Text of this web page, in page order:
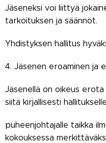
Jäseneksi voi liittyä
tarkoituksen ja säännöt.
Yhdistyksen hallitus
4. Jäsenen eroaminen ja
Jäsenellä on oikeus
siitä kirjallisesti
puheenjohtajalle taikka
kokouksessa